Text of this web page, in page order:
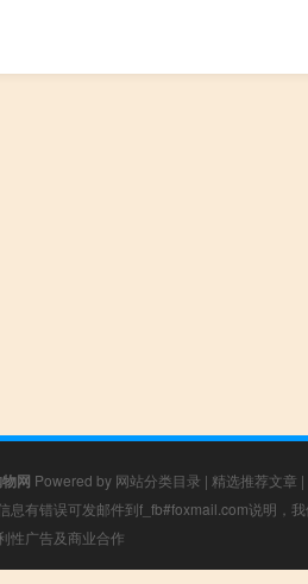
网 Powered by 网站分类目录 | 精选推荐文章 |
息有错误可发邮件到f_fb#foxmail.com说明，
性广告及商业合作